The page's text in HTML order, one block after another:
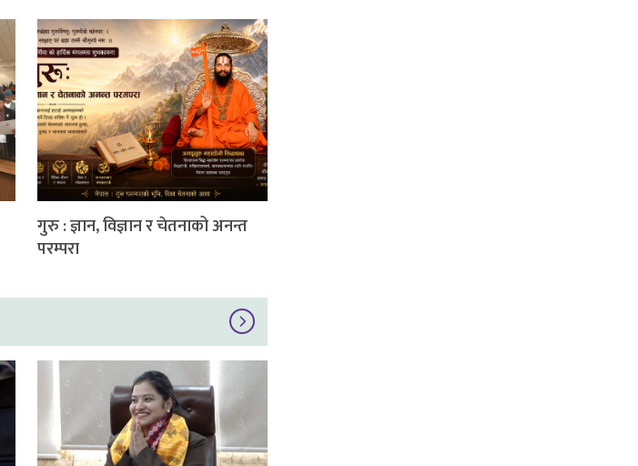
गुरु : ज्ञान, विज्ञान र चेतनाको अनन्त
परम्परा